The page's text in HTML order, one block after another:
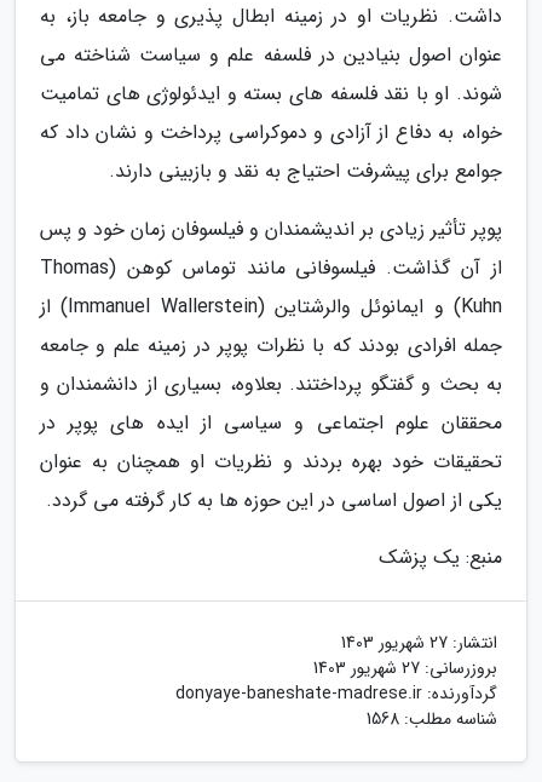
داشت. نظریات او در زمینه ابطال پذیری و جامعه باز، به
عنوان اصول بنیادین در فلسفه علم و سیاست شناخته می
شوند. او با نقد فلسفه های بسته و ایدئولوژی های تمامیت
خواه، به دفاع از آزادی و دموکراسی پرداخت و نشان داد که
جوامع برای پیشرفت احتیاج به نقد و بازبینی دارند.
پوپر تأثیر زیادی بر اندیشمندان و فیلسوفان زمان خود و پس
از آن گذاشت. فیلسوفانی مانند توماس کوهن (Thomas
Kuhn) و ایمانوئل والرشتاین (Immanuel Wallerstein) از
جمله افرادی بودند که با نظرات پوپر در زمینه علم و جامعه
به بحث و گفتگو پرداختند. بعلاوه، بسیاری از دانشمندان و
محققان علوم اجتماعی و سیاسی از ایده های پوپر در
تحقیقات خود بهره بردند و نظریات او همچنان به عنوان
یکی از اصول اساسی در این حوزه ها به کار گرفته می گردد.
منبع: یک پزشک
انتشار: 27 شهریور 1403
بروزرسانی: 27 شهریور 1403
گردآورنده: donyaye-baneshate-madrese.ir
شناسه مطلب: 1568